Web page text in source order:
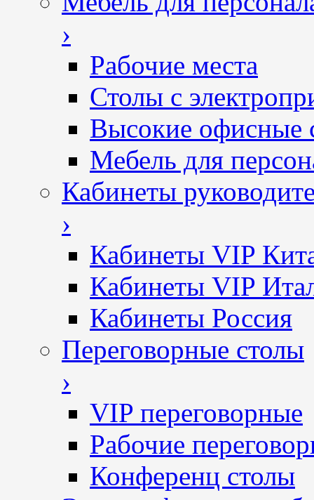
›
Рабочие места
Столы с
Высокие офисные
Мебель для
Кабинеты
›
Кабинеты VIP
Кабинеты VIP
Кабинеты Россия
Переговорные столы
›
VIP переговорные
Рабочие
Конференц столы